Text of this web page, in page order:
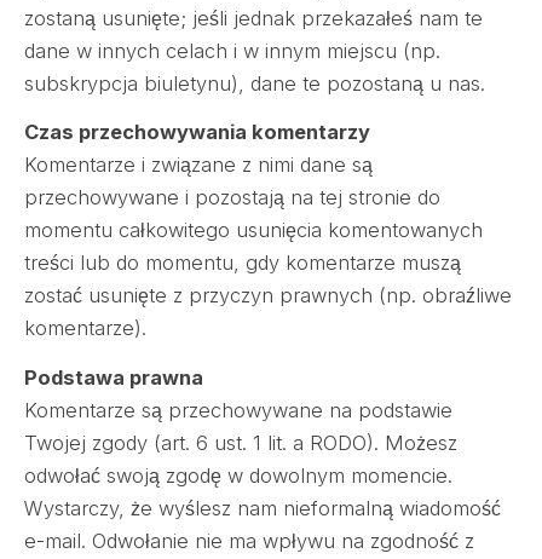
zostaną usunięte; jeśli jednak przekazałeś nam te
dane w innych celach i w innym miejscu (np.
subskrypcja biuletynu), dane te pozostaną u nas.
Czas przechowywania komentarzy
Komentarze i związane z nimi dane są
przechowywane i pozostają na tej stronie do
momentu całkowitego usunięcia komentowanych
treści lub do momentu, gdy komentarze muszą
zostać usunięte z przyczyn prawnych (np. obraźliwe
komentarze).
Podstawa prawna
Komentarze są przechowywane na podstawie
Twojej zgody (art. 6 ust. 1 lit. a RODO). Możesz
odwołać swoją zgodę w dowolnym momencie.
Wystarczy, że wyślesz nam nieformalną wiadomość
e-mail. Odwołanie nie ma wpływu na zgodność z